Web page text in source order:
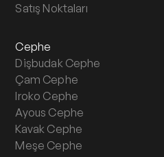
Satış Noktaları
Cephe
Dişbudak Cephe
Çam Cephe
Iroko Cephe
Ayous Cephe
Kavak Cephe
Meşe Cephe